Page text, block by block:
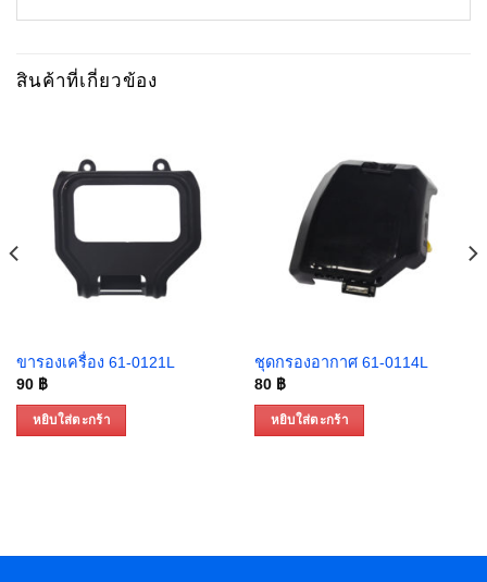
สินค้าที่เกี่ยวข้อง
ขารองเครื่อง 61-0121L
90 ฿
หยิบใส่ตะกร้า
ชุดกรองอากาศ 61-0114L
80 ฿
หยิบใส่ตะกร้า